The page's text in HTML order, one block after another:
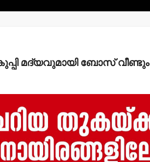
മദ്യവുമായി ബോസ് വീണ്ടും